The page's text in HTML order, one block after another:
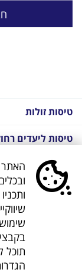
טיסות זולות
טיסות ליעדים
חבילות נופש
חבילות נופש
חבילות טוס וסע
דילים לחו"ל
קישורים נוספים
תוכל